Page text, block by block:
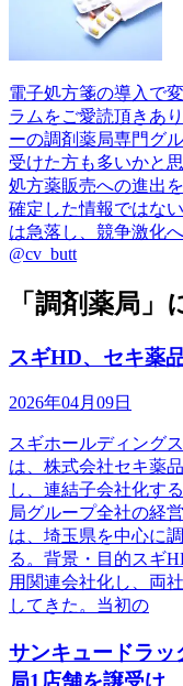
電子処方箋の導入で
ラムをご愛読頂きあ
ーの調剤薬局専門グ
受けた方も多いかと
処方薬販売への進出
確定した情報ではな
は急落し、競争激化
@cv_butt
「調剤薬局
スギHD、セキ薬
2026年04月09日
スギホールディング
は、株式会社セキ薬
し、連結子会社化す
局グループ全社の経
は、埼玉県を中心に
る。背景・目的スギ
用関連会社化し、両
してきた。当初の
サンキュードラッ
局1店舗を譲受け